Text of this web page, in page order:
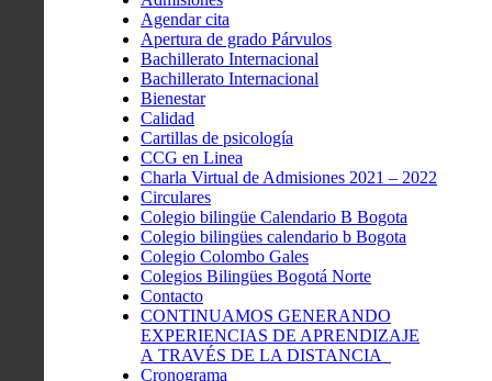
Agendar cita
Apertura de grado Párvulos
Bachillerato Internacional
Bachillerato Internacional
Bienestar
Calidad
Cartillas de psicología
CCG en Linea
Charla Virtual de Admisiones 2021 – 2022
Circulares
Colegio bilingüe Calendario B Bogota
Colegio bilingües calendario b Bogota
Colegio Colombo Gales
Colegios Bilingües Bogotá Norte
Contacto
CONTINUAMOS GENERANDO
EXPERIENCIAS DE APRENDIZAJE
A TRAVÉS DE LA DISTANCIA
Cronograma